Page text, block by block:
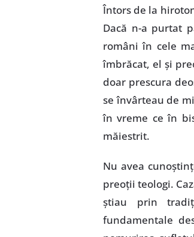
Întors de la
Dacă n-a purtat
români în cele
îmbrăcat, el şi
doar prescura
se învârteau de
în vreme ce în
măiestrit.
Nu avea
preoţii teologi.
ştiau prin
fundamentale